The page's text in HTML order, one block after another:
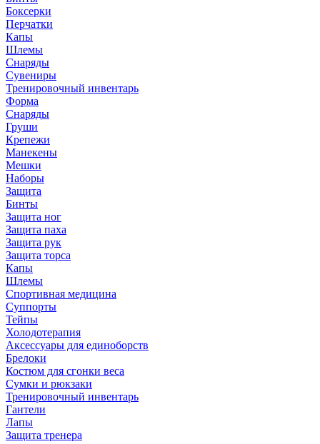
Боксерки
Перчатки
Капы
Шлемы
Снаряды
Сувениры
Тренировочный инвентарь
Форма
Снаряды
Груши
Крепежи
Манекены
Мешки
Наборы
Защита
Бинты
Защита ног
Защита паха
Защита рук
Защита торса
Капы
Шлемы
Спортивная медицина
Суппорты
Тейпы
Холодотерапия
Аксессуары для единоборств
Брелоки
Костюм для сгонки веса
Сумки и рюкзаки
Тренировочный инвентарь
Гантели
Лапы
Защита тренера